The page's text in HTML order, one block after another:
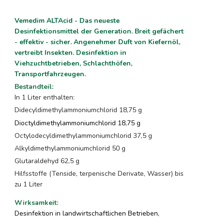
Vemedim ALTAcid - Das neueste
Desinfektionsmittel der Generation. Breit gefächert
- effektiv - sicher. Angenehmer Duft von Kiefernöl,
vertreibt Insekten. Desinfektion in
Viehzuchtbetrieben, Schlachthöfen,
Transportfahrzeugen.
Bestandteil:
In 1 Liter enthalten:
Didecyldimethylammoniumchlorid 18,75 g
Dioctyldimethylammoniumchlorid 18,75 g
Octylodecyldimethylammoniumchlorid 37,5 g
Alkyldimethylammoniumchlorid 50 g
Glutaraldehyd 62,5 g
Hilfsstoffe (Tenside, terpenische Derivate, Wasser) bis
zu 1 Liter
Wirksamkeit:
Desinfektion in landwirtschaftlichen Betrieben,